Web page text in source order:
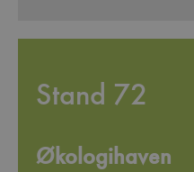
Stand 72
Økologihaven